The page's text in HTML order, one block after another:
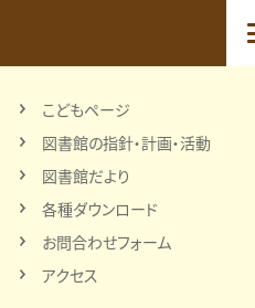
こどもページ
図書館の指針・計画・活動
図書館だより
各種ダウンロード
お問合わせフォーム
アクセス